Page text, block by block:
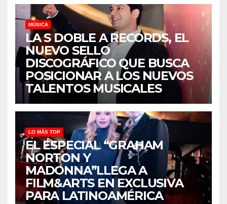
MÚSICA
LA S DOBLE A RECORDS, EL
NUEVO SELLO
DISCOGRÁFICO QUE BUSCA
POSICIONAR A LOS NUEVOS
TALENTOS MUSICALES
LO MÁS TOP
EL ESPECIAL “GRAHAM
NORTON Y
MADONNA”LLEGA A
FILM&ARTS EN EXCLUSIVA
PARA LATINOAMÉRICA